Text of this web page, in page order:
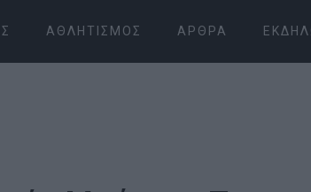
ΑΘΛΗΤΙΣΜΌΣ ΆΡΘΡΑ